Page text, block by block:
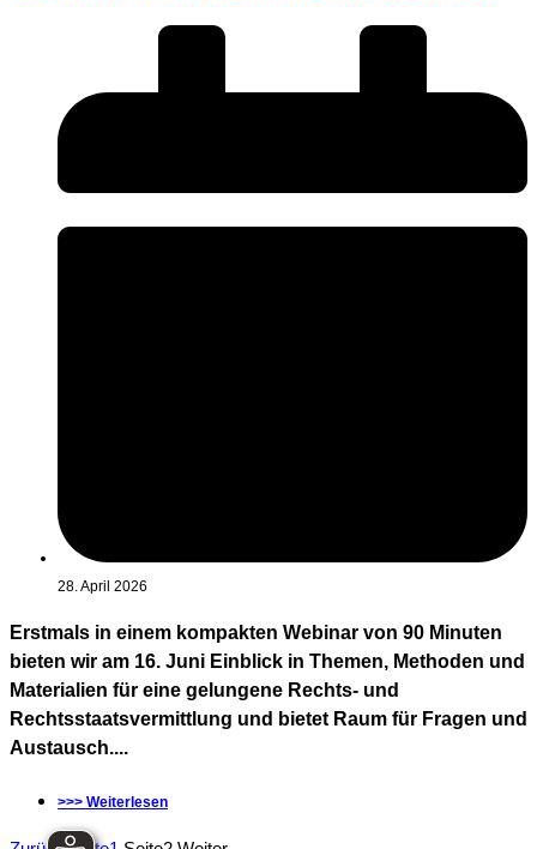
28. April 2026
Erstmals in einem kompakten Webinar von 90 Minuten
bieten wir am 16. Juni Einblick in Themen, Methoden und
Materialien für eine gelungene Rechts- und
Rechtsstaatsvermittlung und bietet Raum für Fragen und
Austausch....
>>> Weiterlesen